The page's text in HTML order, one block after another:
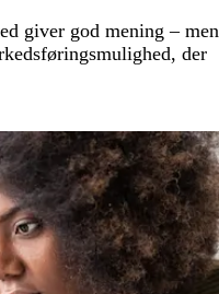
giver god mening – men
der